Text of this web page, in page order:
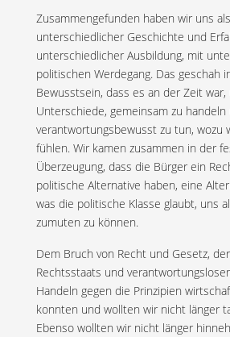
Zusammengefunden haben wir uns
unterschiedlicher Geschichte und
unterschiedlicher Ausbildung, mit
politischen Werdegang. Das geschah
Bewusstsein, dass es an der Zeit
Unterschiede, gemeinsam zu handeln
verantwortungsbewusst zu tun, wozu
fühlen. Wir kamen zusammen in der
Überzeugung, dass die Bürger ein
politische Alternative haben, eine
was die politische Klasse glaubt, uns
zumuten zu können.
Dem Bruch von Recht und Gesetz,
Rechtsstaats und
Handeln gegen die Prinzipien
konnten und wollten wir nicht länger
Ebenso wollten wir nicht länger